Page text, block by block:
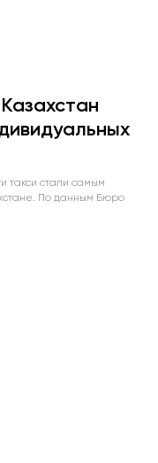
такси стали самым
По данным Бюро